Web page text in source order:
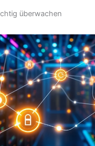
überwachen